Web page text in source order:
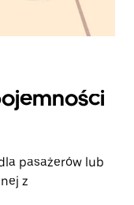
pasażerów lub
z